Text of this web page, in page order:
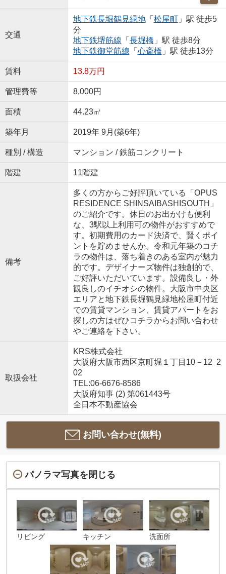
交通
地下鉄長堀鶴見緑地「 松屋町」駅 徒歩5
分
地下鉄堺筋線 「 長堀橋 」駅 徒歩8分
地下鉄御堂筋線 「 心斎橋 」駅 徒歩13分
賃料 13.8万円
管理費等 8,000円
面積 44.23㎡
築年月 2019年 9月(築6年)
種別 / 構造 マンション / 鉄筋コンクリート
階建 11階建
備考
多くの方からご好評頂いている「OPUS
RESIDENCE SHINSAIBASHISOUTH」
のご紹介です。休日のお出かけも便利
な、3駅以上利用可の物件がおすすめで
す。初期費用のカード決済で、賢くポイ
ントを貯めませんか。令和元年築のコチ
ラの物件は、落ち着きのある室内が魅力
的です。デザイナーズ物件は独創的で、
ご好評いただいています。設備良し・外
観良しのイチオシの物件。大阪市中央区
エリアと地下鉄長堀鶴見緑地松屋町付近
での賃貸マンション、賃貸アパートをお
探しの方はぜひコチラからお問い合わせ
やご連絡を下さい。
取扱会社
KRS株式会社
大阪府大阪市西区京町堀１丁目10－12 2
02
TEL:06-6676-8586
大阪府知事 (2) 第061443号
全日本不動産協会
お問い合わせ(無料)
パノラマ写真を閉じる
リビング キッチン 洗面所